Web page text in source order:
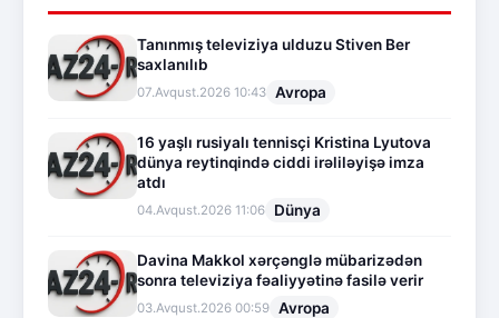
Tanınmış televiziya ulduzu Stiven Ber
saxlanılıb
07.Avqust.2026 10:43 Avropa
16 yaşlı rusiyalı tennisçi Kristina Lyutova
dünya reytinqində ciddi irəliləyişə imza
atdı
04.Avqust.2026 11:06 Dünya
Davina Makkol xərçənglə mübarizədən
sonra televiziya fəaliyyətinə fasilə verir
03.Avqust.2026 00:59 Avropa